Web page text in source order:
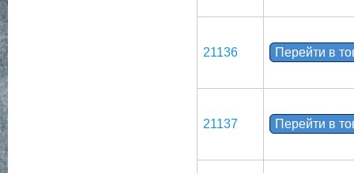
21136 Перейти в
21137 Перейти в